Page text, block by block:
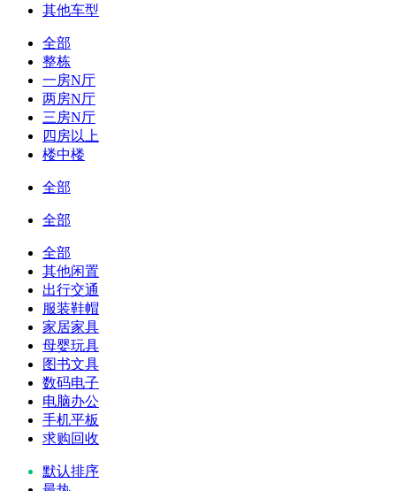
其他车型
全部
整栋
一房N厅
两房N厅
三房N厅
四房以上
楼中楼
全部
全部
全部
其他闲置
出行交通
服装鞋帽
家居家具
母婴玩具
图书文具
数码电子
电脑办公
手机平板
求购回收
默认排序